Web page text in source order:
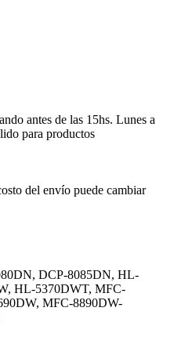
antes de las 15hs. Lunes a
para productos
del envío puede cambiar
DCP-8085DN, HL-
HL-5370DWT, MFC-
MFC-8890DW-